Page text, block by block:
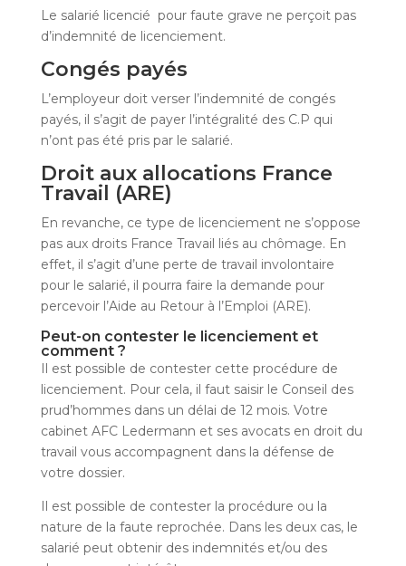
Le salarié licencié pour faute grave ne perçoit pas
d’indemnité de licenciement.
Congés payés
L’employeur doit verser l’indemnité de congés
payés, il s’agit de payer l’intégralité des C.P qui
n’ont pas été pris par le salarié.
Droit aux allocations France
Travail (ARE)
En revanche, ce type de licenciement ne s’oppose
pas aux droits France Travail liés au chômage. En
effet, il s’agit d’une perte de travail involontaire
pour le salarié, il pourra faire la demande pour
percevoir l’Aide au Retour à l’Emploi (ARE).
Peut-on contester le licenciement et
comment ?
Il est possible de contester cette procédure de
licenciement. Pour cela, il faut saisir le Conseil des
prud’hommes dans un délai de 12 mois. Votre
cabinet AFC Ledermann et ses avocats en droit du
travail vous accompagnent dans la défense de
votre dossier.
Il est possible de contester la procédure ou la
nature de la faute reprochée. Dans les deux cas, le
salarié peut obtenir des indemnités et/ou des